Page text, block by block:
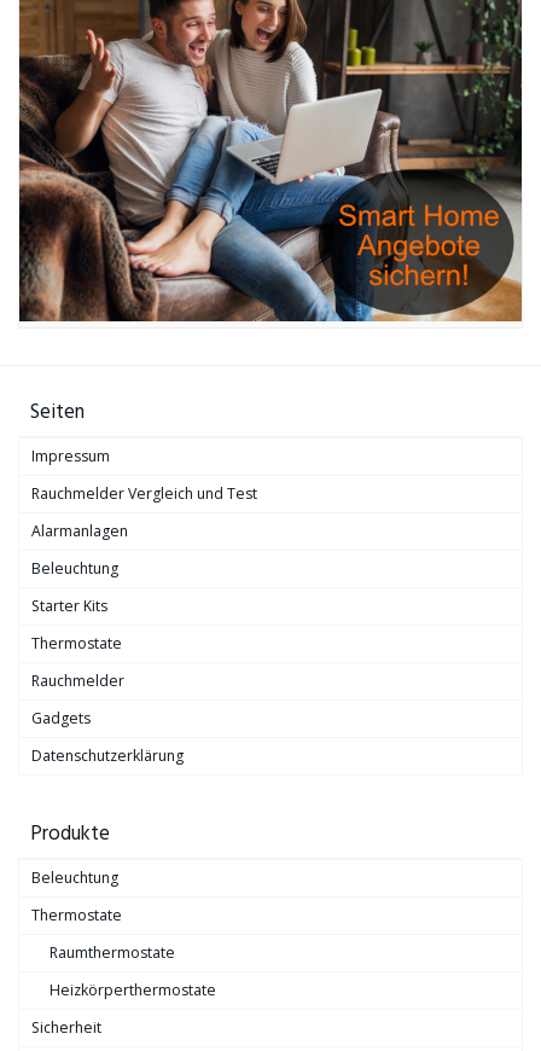
Seiten
Impressum
Rauchmelder Vergleich und Test
Alarmanlagen
Beleuchtung
Starter Kits
Thermostate
Rauchmelder
Gadgets
Datenschutzerklärung
Produkte
Beleuchtung
Thermostate
Raumthermostate
Heizkörperthermostate
Sicherheit